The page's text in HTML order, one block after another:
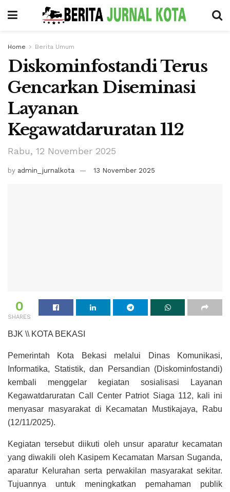
Home Berita Umum
Diskominfostandi Terus
Gencarkan Diseminasi
Layanan
Kegawatdaruratan 112
Rabu, 12 November 2025
by admin_jurnalkota 13 November 2025
0
SHARES
BJK \\ KOTA BEKASI
Pemerintah Kota Bekasi melalui Dinas Komunikasi,
Informatika, Statistik, dan Persandian (Diskominfostandi)
kembali menggelar kegiatan sosialisasi Layanan
Kegawatdaruratan Call Center Patriot Siaga 112, kali ini
menyasar masyarakat di Kecamatan Mustikajaya, Rabu
(12/11/2025).
Kegiatan tersebut diikuti oleh unsur aparatur kecamatan
yang diwakili oleh Kasipem Kecamatan Marsan Suganda,
aparatur Kelurahan serta perwakilan masyarakat sekitar.
Tujuannya untuk meningkatkan pemahaman publik